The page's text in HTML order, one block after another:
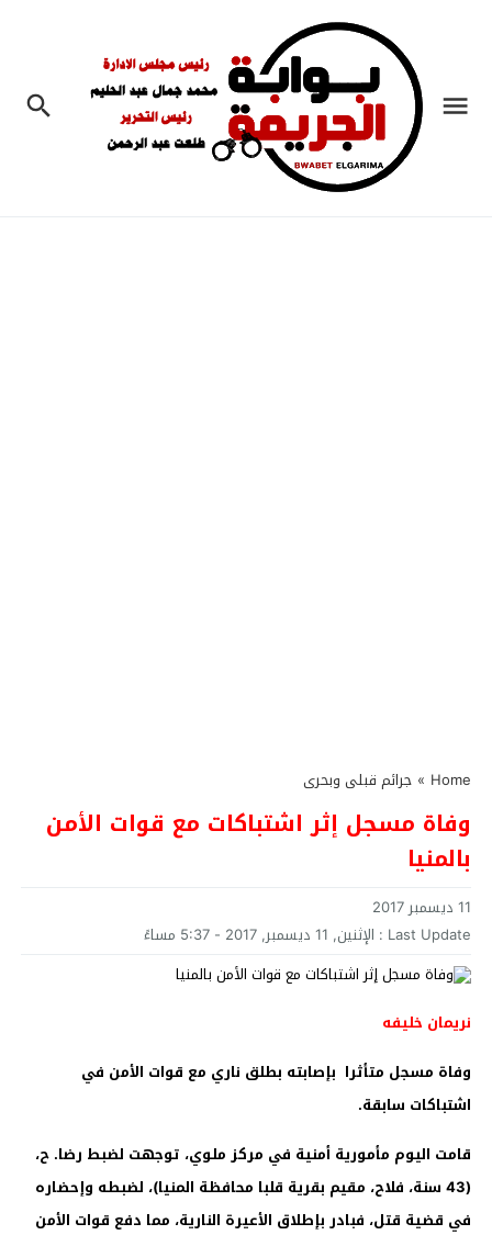
Home
» جرائم قبلى وبحرى
وفاة مسجل إثر اشتباكات مع قوات الأمن
بالمنيا
11 ديسمبر 2017
Last Update : الإثنين, 11 ديسمبر, 2017 - 5:37 مساءً
نريمان خليفه
وفاة مسجل متأثرا بإصابته بطلق ناري مع قوات الأمن في
اشتباكات سابقة.
قامت اليوم مأمورية أمنية في مركز ملوي، توجهت لضبط رضا. ح،
(43 سنة، فلاح، مقيم بقرية قلبا محافظة المنيا)، لضبطه وإحضاره
في قضية قتل، فبادر بإطلاق الأعيرة النارية، مما دفع قوات الأمن